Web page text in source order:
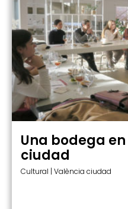
Una bodega
ciudad
Cultural | València ciudad